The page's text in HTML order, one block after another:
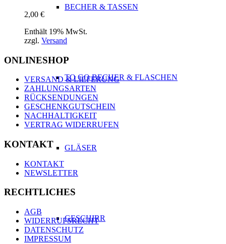
BECHER & TASSEN
TO GO BECHER & FLASCHEN
GLÄSER
GESCHIRR
2,00 €
Enthält 19% MwSt.
zzgl. Versand
ONLINESHOP
VERSAND & LIEFERUNG
ZAHLUNGSARTEN
RÜCKSENDUNGEN
GESCHENKGUTSCHEIN
NACHHALTIGKEIT
VERTRAG WIDERRUFEN
KONTAKT
KONTAKT
NEWSLETTER
RECHTLICHES
AGB
WIDERRUFSRECHT
DATENSCHUTZ
IMPRESSUM